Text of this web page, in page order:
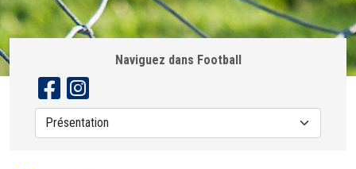
Naviguez dans Football